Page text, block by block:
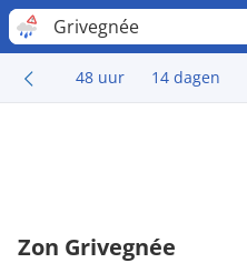
Grivegnée
48 uur 14 dagen
Zon Grivegnée